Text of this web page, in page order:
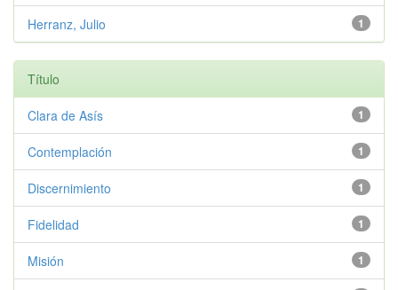
1
Herranz, Julio
Título
1
Clara de Asís
1
Contemplación
1
Discernimiento
1
Fidelidad
1
Misión